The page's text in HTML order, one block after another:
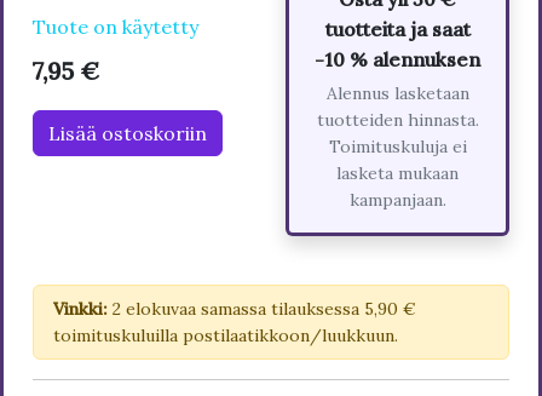
Tuote on käytetty
7,95 €
Lisää ostoskoriin
tuotteita ja saat
-10 % alennuksen
Alennus lasketaan
tuotteiden hinnasta.
Toimituskuluja ei
lasketa mukaan
kampanjaan.
Vinkki: 2 elokuvaa samassa tilauksessa 5,90 €
toimituskuluilla postilaatikkoon/luukkuun.